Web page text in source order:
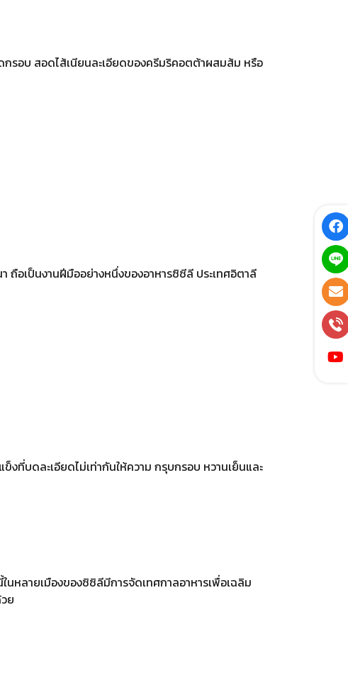
รอบ สอดไส้เนียนละเอียดของครีมริคอตต้าผสมส้ม หรือ
อเป็นงานฝีมืออย่างหนึ่งของอาหารซิซีลี ประเทศอิตาลี
ที่บดละเอียดไม่เท่ากันให้ความ กรุบกรอบ หวานเย็นและ
หลายเมืองของซิซิลีมีการจัดเทศกาลอาหารเพื่อเฉลิม
ย